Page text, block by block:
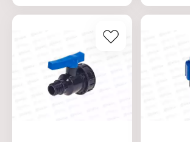
Резьба присоединения:
Рабочее давление: до 10
применения: от 0 до +40
Резьба
Рабочее